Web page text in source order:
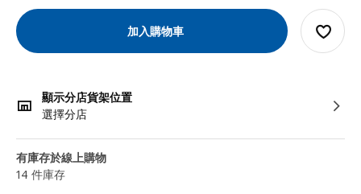
加入購物車
顯示分店貨架位置
選擇分店
有庫存於線上購物
14 件庫存